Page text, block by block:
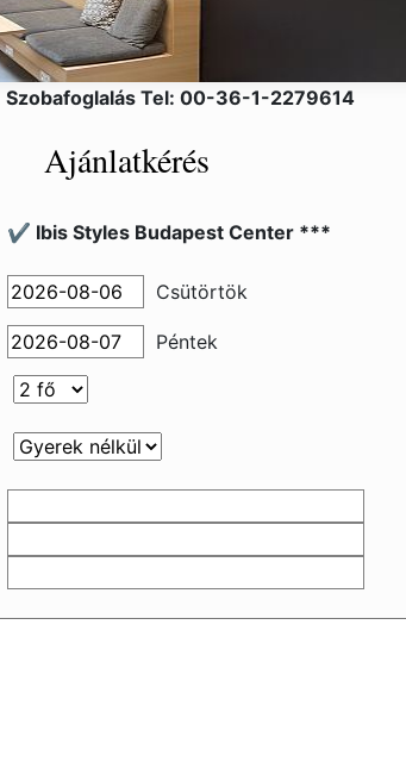
Szobafoglalás Tel: 00-36-1-2279614
Ajánlatkérés
✔️ Ibis Styles Budapest Center ***
Csütörtök
Péntek